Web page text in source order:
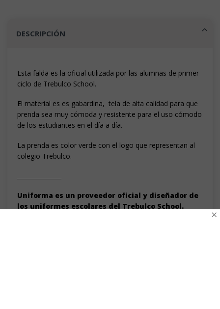
DESCRIPCIÓN
Esta falda es la oficial utilizada por las alumnas de primer
ciclo de Trebulco School.
El material es es gabardina, tela de alta calidad para que
prenda sea muy cómoda y resistente para el uso cómodo
de los estudiantes en el día a día.
La prenda es color verde con el logo que representan al
colegio Trebulco.
Uniforma es un proveedor oficial y diseñador de
los uniformes escolares del Trebulco School.
×